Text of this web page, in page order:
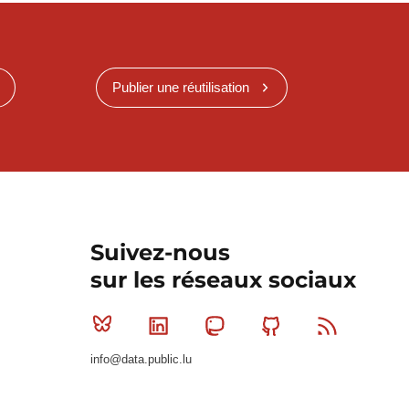
Publier une réutilisation
Suivez-nous
sur les réseaux sociaux
Bluesky Linkedin MastodonGithub
info@data.public.lu